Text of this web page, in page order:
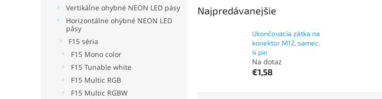
Vertikálne ohybné NEON LED pásy
Horizontálne ohybné NEON LED
pásy
F15 séria
F15 Mono color
F15 Tunable white
F15 Multic RGB
F15 Multic RGBW
Najpredávanejšie
Ukončovacia zátka na
konektor M12, samec,
4 pin
Na dotaz
€1,58